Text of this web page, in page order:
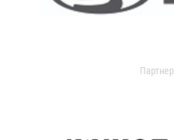
Партнер